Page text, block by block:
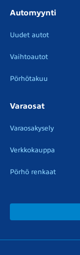
Automyynti
Uudet autot
Vaihtoautot
Pörhötakuu
Varaosat
Varaosakysely
Verkkokauppa
Pörhö renkaat